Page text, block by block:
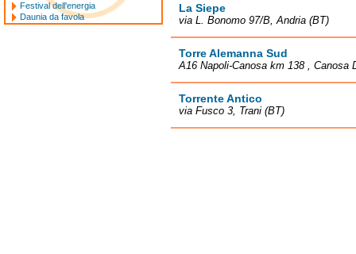
La Siepe
via L. Bonomo 97/B, Andria (BT)
Torre Alemanna Sud
A16 Napoli-Canosa km 138 , Canosa
Torrente Antico
via Fusco 3, Trani (BT)
Festival dell'energia
Daunia da favola